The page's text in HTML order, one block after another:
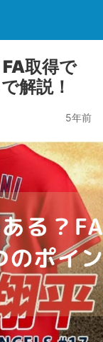
取得で
解説！
5年前